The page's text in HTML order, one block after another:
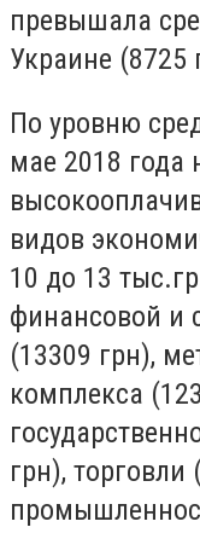
превышала
Украине (8725
По уровню
мае 2018 года
видов
10 до 13
финансовой и
(13309 грн),
комплекса
грн), торговли